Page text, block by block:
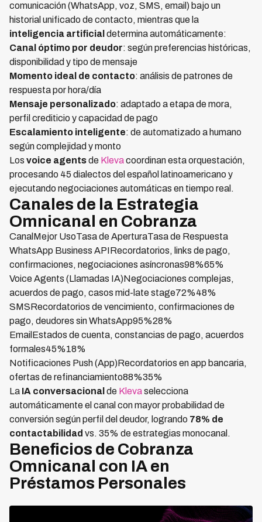
comunicación (WhatsApp, voz, SMS, email) bajo un
historial unificado de contacto, mientras que la
inteligencia artificial determina automáticamente:
Canal óptimo por deudor: según preferencias históricas,
disponibilidad y tipo de mensaje
Momento ideal de contacto: análisis de patrones de
respuesta por hora/día
Mensaje personalizado: adaptado a etapa de mora,
perfil crediticio y capacidad de pago
Escalamiento inteligente: de automatizado a humano
según complejidad y monto
Los voice agentsde Klevacoordinan esta orquestación,
procesando 45 dialectos del español latinoamericano y
ejecutando negociaciones automáticas en tiempo real.
Canales de la Estrategia
Omnicanal en Cobranza
CanalMejor UsoTasa de AperturaTasa de Respuesta
WhatsApp Business APIRecordatorios, links de pago,
confirmaciones, negociaciones asíncronas98%65%
Voice Agents (Llamadas IA)Negociaciones complejas,
acuerdos de pago, casos mid-late stage72%48%
SMSRecordatorios de vencimiento, confirmaciones de
pago, deudores sin WhatsApp95%28%
EmailEstados de cuenta, constancias de pago, acuerdos
formales45%18%
Notificaciones Push (App)Recordatorios en app bancaria,
ofertas de refinanciamiento88%35%
La IA conversacional de Klevaselecciona
automáticamente el canal con mayor probabilidad de
conversión según perfil del deudor, logrando 78% de
contactabilidad vs. 35% de estrategias monocanal.
Beneficios de Cobranza
Omnicanal con IA en
Préstamos Personales